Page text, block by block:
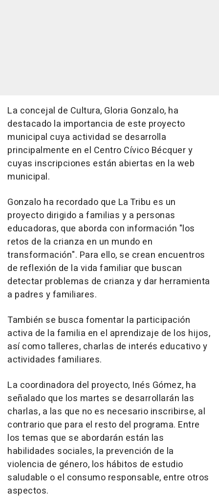
La concejal de Cultura, Gloria Gonzalo, ha
destacado la importancia de este proyecto
municipal cuya actividad se desarrolla
principalmente en el Centro Cívico Bécquer y
cuyas inscripciones están abiertas en la web
municipal.
Gonzalo ha recordado que La Tribu es un
proyecto dirigido a familias y a personas
educadoras, que aborda con información "los
retos de la crianza en un mundo en
transformación". Para ello, se crean encuentros
de reflexión de la vida familiar que buscan
detectar problemas de crianza y dar herramienta
a padres y familiares.
También se busca fomentar la participación
activa de la familia en el aprendizaje de los hijos,
así como talleres, charlas de interés educativo y
actividades familiares.
La coordinadora del proyecto, Inés Gómez, ha
señalado que los martes se desarrollarán las
charlas, a las que no es necesario inscribirse, al
contrario que para el resto del programa. Entre
los temas que se abordarán están las
habilidades sociales, la prevención de la
violencia de género, los hábitos de estudio
saludable o el consumo responsable, entre otros
aspectos.